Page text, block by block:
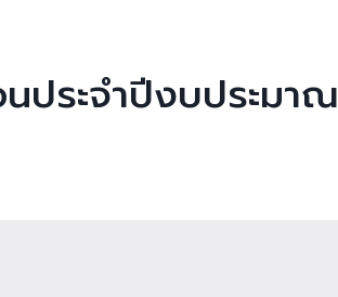
ประจำปีงบประมาณ